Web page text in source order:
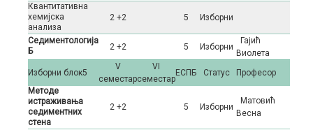
Квантитативна
хемијска
анализа
2 +2 5 Изборни
Седиментологија
Б
2 +2 5 Изборни
Гајић
Виолета
Изборни блок5
V
семестар
VI
семестар
ЕСПБ Статус
Професор
Методе
истраживања
седиментних
стена
2 +2 5 Изборни
Матовић
Весна